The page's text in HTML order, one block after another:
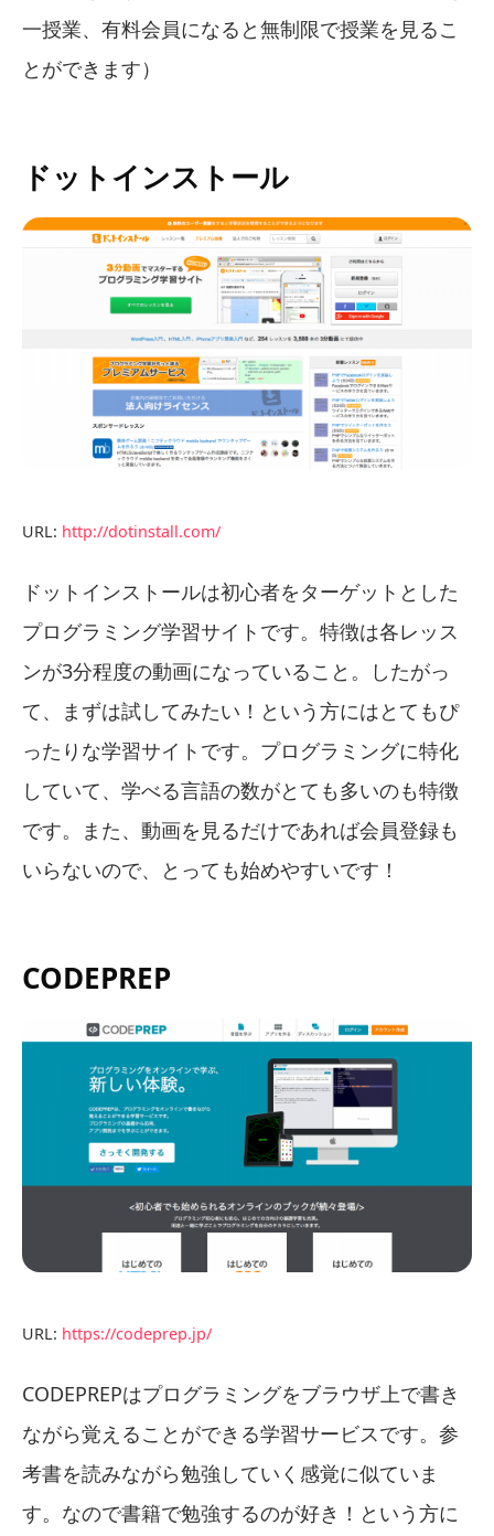
一授業、有料会員になると無制限で授業を見るこ
とができます）
ドットインストール
URL: http://dotinstall.com/
ドットインストールは初心者をターゲットとした
プログラミング学習サイトです。特徴は各レッス
ンが3分程度の動画になっていること。したがっ
て、まずは試してみたい！という方にはとてもぴ
ったりな学習サイトです。プログラミングに特化
していて、学べる言語の数がとても多いのも特徴
です。また、動画を見るだけであれば会員登録も
いらないので、とっても始めやすいです！
CODEPREP
URL: https://codeprep.jp/
CODEPREPはプログラミングをブラウザ上で書き
ながら覚えることができる学習サービスです。参
考書を読みながら勉強していく感覚に似ていま
す。なので書籍で勉強するのが好き！という方に